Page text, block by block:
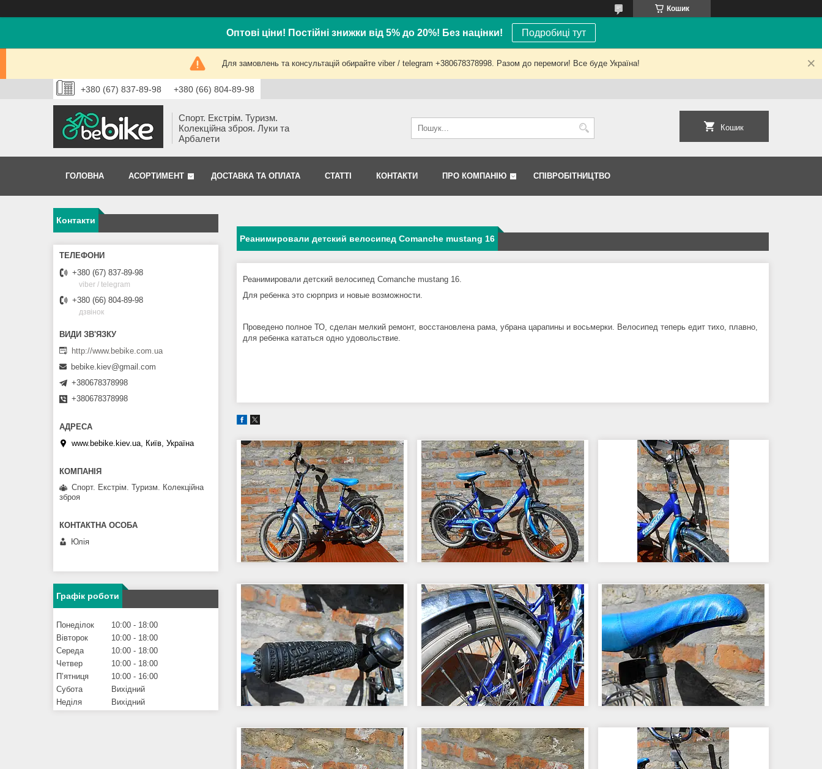
Кошик
Оптові ціни! Постійні знижки від 5% до 20%! Без націнки! Подробиці тут
Для замовлень та консультацій обирайте viber / telegram +380678378998. Разом до перемоги! Все буде Україна!
+380 (67) 837-89-98 +380 (66) 804-89-98
Спорт. Екстрім. Туризм.
Колекційна зброя. Луки та
Арбалети
Кошик
ГОЛОВНА АСОРТИМЕНТ ДОСТАВКА ТА ОПЛАТА СТАТТІ КОНТАКТИ ПРО КОМПАНІЮ СПІВРОБІТНИЦТВО
Реанимировали детский велосипед Comanche mustang 16
Реанимировали детский велосипед Comanche mustang 16.
Для ребенка это сюрприз и новые возможности.
Проведено полное ТО, сделан мелкий ремонт, восстановлена рама, убрана царапины и восьмерки. Велосипед теперь едит тихо, плавно,
для ребенка кататься одно удовольствие.
Контакти
+380 (67) 837-89-98
viber / telegram
+380 (66) 804-89-98
дзвінок
http://www.bebike.com.ua
bebike.kiev@gmail.com
+380678378998
+380678378998
www.bebike.kiev.ua, Київ, Україна
Спорт. Екстрім. Туризм. Колекційна
зброя
Юлія
Графік роботи
Понеділок 10:00
18:00
Вівторок
10:00
18:00
Середа
10:00
18:00
Четвер
10:00
18:00
Пʼятниця
10:00
16:00
Субота
Вихідний
Неділя
Вихідний